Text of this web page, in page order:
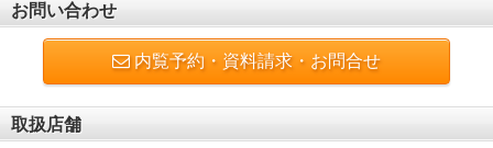
お問い合わせ
内覧予約・資料請求・お問合せ
取扱店舗